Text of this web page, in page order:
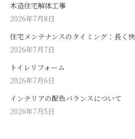
木造住宅解体工事
2026年7月8日
住宅メンテナンスのタイミング：長く
2026年7月7日
トイレリフォーム
2026年7月6日
インテリアの配色バランスについて
2026年7月5日